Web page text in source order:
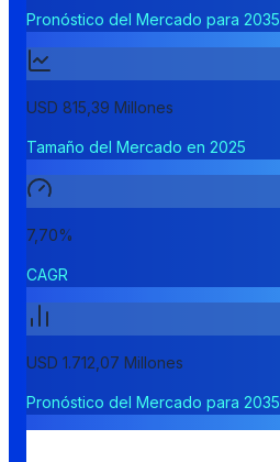
Pronóstico del Mercado para 2035
USD 815,39 Millones
Tamaño del Mercado en 2025
7,70%
CAGR
USD 1.712,07 Millones
Pronóstico del Mercado para 2035